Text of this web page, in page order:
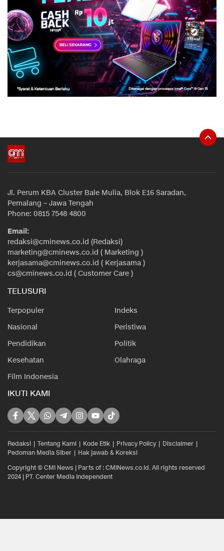
Jl. Perum KBA Cluster Bale Mulia, Blok E16 Saradan,
Pemalang – Jawa Tengah
Phone: 0815 7548 4800
Email:
redaksi@cminews.co.id (Redaksi)
marketing@cminews.co.id ( Marketing )
kerjasama@cminews.co.id ( Kerjasama )
cs@cminews.co.id ( Customer Care )
TELUSURI
Terpopuler
Indeks
Nasional
Peristiwa
Pendidikan
Politik
Kesehatan
Olahraga
Film Indonesia
IKUTI KAMI
Redaksi Tentang Kami Kode Etik Privacy Policy
Disclaimer
Pedoman Media Siber
Hak jawab & Koreksi
Copyright © CMI News | Parts of : CMINews.co.id. All rights reserved
2024 | PT. Center Media Independent